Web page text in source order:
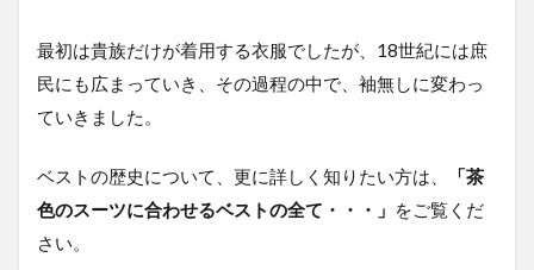
最初は貴族だけが着用する衣服でしたが、18世紀には庶
民にも広まっていき、その過程の中で、袖無しに変わっ
ていきました。
ベストの歴史について、更に詳しく知りたい方は、
「茶
色のスーツに合わせるベストの全て・・・」 をご覧くだ
さい。